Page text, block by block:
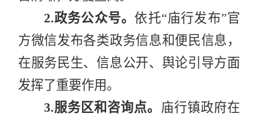
2.政务公众号。依托“庙行发布”官
方微信发布各类政务信息和便民信息，
在服务民生、信息公开、舆论引导方面
发挥了重要作用。
3.服务区和咨询点。 庙行镇政府在